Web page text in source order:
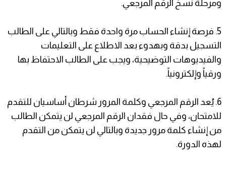
ومرحلة نسخ الرقم المرجعي.
5. ​فرصة إنشاء الحساب مرة واحدة فقط وبالتالي على الطالب
التسجيل بدقة وبهدوء بعد الاطلاع على التعليمات
والفيديوهات التوضيحية، ويجب على الطالب الاحتفاظ بها
ورقياً وإلكترونياً.
6. ​يُعد الرقم المرجعي وكلمة المرور شرطان أساسيان للتقدم
للامتحان، وفي حال فقدان الرقم المرجعي لن يتمكن الطالب
من إنشاء كلمة مرور جديدة وبالتالي لن يتمكن من التقدم
لهذه الدورة.